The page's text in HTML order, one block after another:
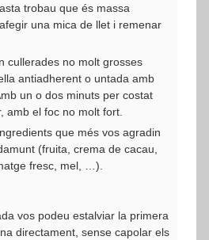
trobau que és massa
una mica de llet i remenar
cullerades no molt grosses
antiadherent o untada amb
un o dos minuts per costat
amb el foc no molt fort.
que més vos agradin
(fruita, crema de cacau,
fresc, mel, …).
vos podeu estalviar la primera
directament, sense capolar els